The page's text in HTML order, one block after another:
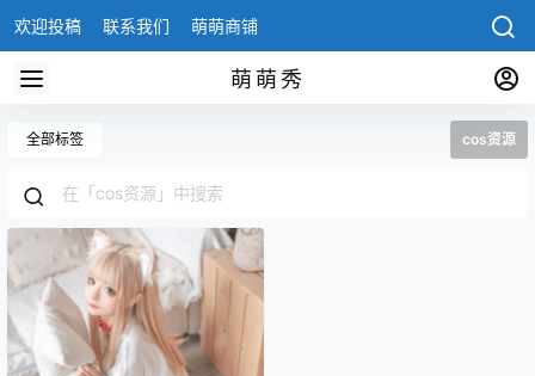
欢迎投稿 联系我们 萌萌商铺
萌萌秀
全部标签 cos资源